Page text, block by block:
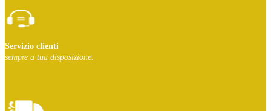
Servizio clienti
sempre a tua disposizione.